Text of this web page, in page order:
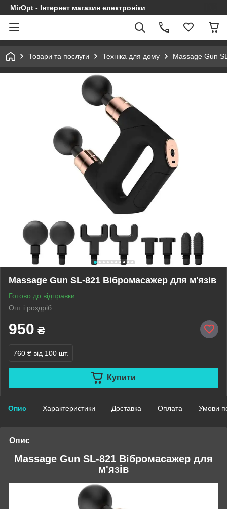
MirOpt - Інтернет магазин електроніки
Товари та послуги Техніка для дому Massage Gun
Massage Gun SL-821 Вібромасажер для м'язів
Готово до відправки
Опт і роздріб
950 ₴
760 ₴ від 100 шт.
Купити
Опис Характеристики Доставка Оплата Умови
Опис
Massage Gun SL-821 Вібромасажер для
м'язів